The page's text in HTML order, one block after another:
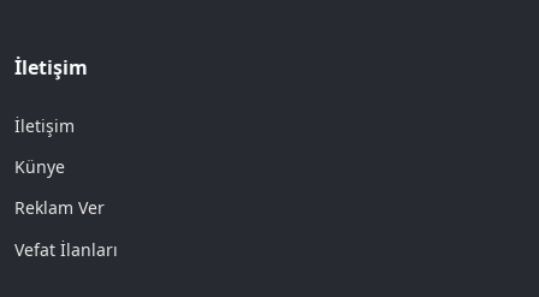
İletişim
İletişim
Künye
Reklam Ver
Vefat İlanları